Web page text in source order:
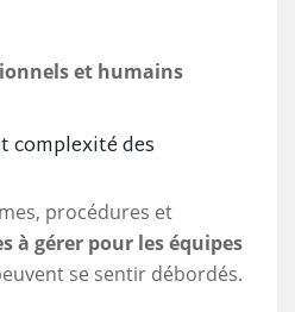
et humains
complexité des
procédures et
à gérer pour les équipes
se sentir débordés.